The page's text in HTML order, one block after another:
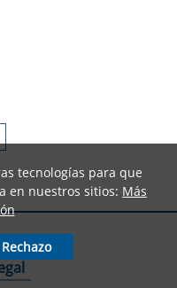
tecnologías para que
en nuestros sitios: Más
Rechazo